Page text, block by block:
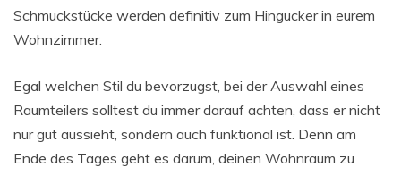
Schmuckstücke werden definitiv zum Hingucker in eurem
Wohnzimmer.
Egal welchen Stil du bevorzugst, bei der Auswahl eines
Raumteilers solltest du immer darauf achten, dass er nicht
nur gut aussieht, sondern auch funktional ist. Denn am
Ende des Tages geht es darum, deinen Wohnraum zu